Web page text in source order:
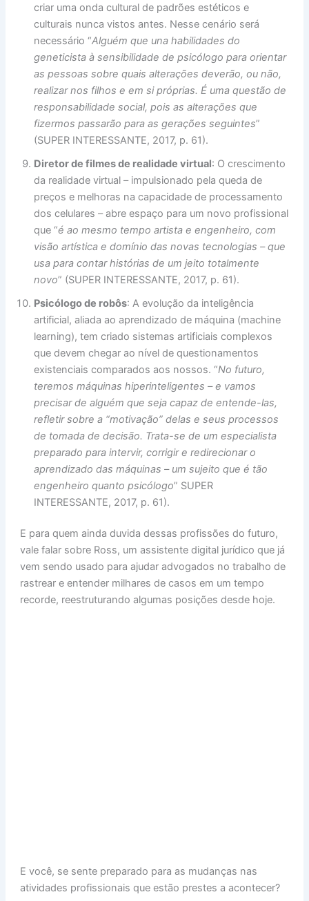
criar uma onda cultural de padrões estéticos e
culturais nunca vistos antes. Nesse cenário será
necessário “Alguém que una habilidades do
geneticista à sensibilidade de psicólogo para orientar
as pessoas sobre quais alterações deverão, ou não,
realizar nos filhos e em si próprias. É uma questão de
responsabilidade social, pois as alterações que
fizermos passarão para as gerações seguintes”
(SUPER INTERESSANTE, 2017, p. 61).
Diretor de filmes de realidade virtual: O crescimento
da realidade virtual – impulsionado pela queda de
preços e melhoras na capacidade de processamento
dos celulares – abre espaço para um novo profissional
que “é ao mesmo tempo artista e engenheiro, com
visão artística e domínio das novas tecnologias – que
usa para contar histórias de um jeito totalmente
novo” (SUPER INTERESSANTE, 2017, p. 61).
Psicólogo de robôs: A evolução da inteligência
artificial, aliada ao aprendizado de máquina (machine
learning), tem criado sistemas artificiais complexos
que devem chegar ao nível de questionamentos
existenciais comparados aos nossos. “No futuro,
teremos máquinas hiperinteligentes – e vamos
precisar de alguém que seja capaz de entende-las,
refletir sobre a “motivação” delas e seus processos
de tomada de decisão. Trata-se de um especialista
preparado para intervir, corrigir e redirecionar o
aprendizado das máquinas – um sujeito que é tão
engenheiro quanto psicólogo” SUPER
INTERESSANTE, 2017, p. 61).
E para quem ainda duvida dessas profissões do futuro,
vale falar sobre Ross, um assistente digital jurídico que já
vem sendo usado para ajudar advogados no trabalho de
rastrear e entender milhares de casos em um tempo
recorde, reestruturando algumas posições desde hoje.
E você, se sente preparado para as mudanças nas
atividades profissionais que estão prestes a acontecer?